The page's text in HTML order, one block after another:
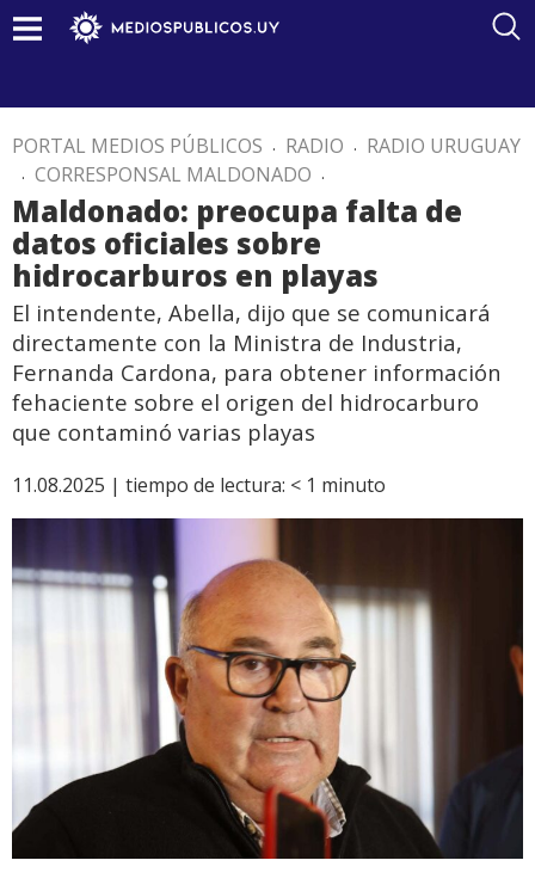
PORTAL MEDIOS PÚBLICOS . RADIO . RADIO URUGUAY
. CORRESPONSAL MALDONADO .
Maldonado: preocupa falta de
datos oficiales sobre
hidrocarburos en playas
El intendente, Abella, dijo que se comunicará
directamente con la Ministra de Industria,
Fernanda Cardona, para obtener información
fehaciente sobre el origen del hidrocarburo
que contaminó varias playas
11.08.2025 | tiempo de lectura: < 1 minuto